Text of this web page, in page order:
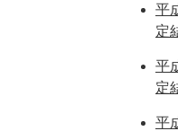
平
定
平
定
平